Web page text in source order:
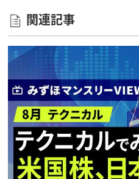
関連記事